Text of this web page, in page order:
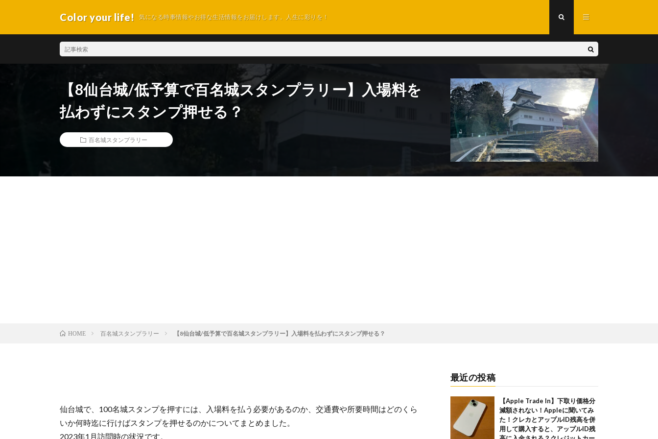
Color your life! 気になる時事情報やお得な生活情報をお届けします。人生に彩りを！
【8仙台城/低予算で百名城スタンプラリー】入場料を
払わずにスタンプ押せる？
百名城スタンプラリー
HOME 百名城スタンプラリー 【8仙台城/低予算で百名城スタンプラリー】入場料を払わずにスタンプ押せる？
仙台城で、100名城スタンプを押すには、入場料を払う必要があるのか、交通費や所要時間はどのくら
いか何時迄に行けばスタンプを押せるのかについてまとめました。
2023年1月訪問時の状況です。
最近の投稿
【Apple Trade In】下取り価格分
減額されない！Appleに聞いてみ
た！クレカとアップルID残高を併
用して購入すると、アップルID残